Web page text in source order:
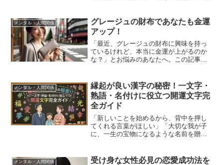
になっているメカニズム 仕事や趣味...
メンタル・人間関係
グレージュの財布であなたも金運
アップ！
「最近、グレージュの財布に興味を持っ
ているけれど、本当に金運が上がるのか
な？」とお悩みのあなたへ。この記事で
します。◆本記事の内容1. グレージュ財
布と風水の関係性2....
メンタル・人間関係
縁起が良い漢字の秘密！一文字・
熟語・名付けに役立つ開運文字完
全ガイド
「新しいことを始めるから、背中を押し
てくれる言葉がほしい」「大切な我が子
に、一生の宝物になるような名前を贈り
た。実は、日本人が古来より大切にして
メンタル・人間関係
受け身な女性必見の恋愛成功法を